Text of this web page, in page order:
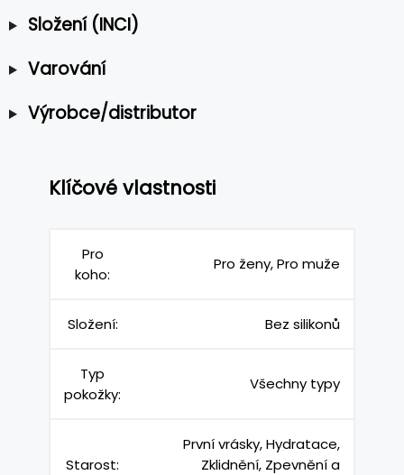
Složení (INCI)
Varování
Výrobce/distributor
Klíčové vlastnosti
Pro
koho:
Pro ženy, Pro muže
Složení: Bez silikonů
Typ
pokožky:
Všechny typy
Starost:
První vrásky, Hydratace,
Zklidnění, Zpevnění a